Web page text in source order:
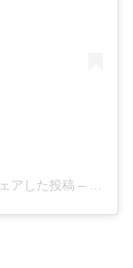
アした投稿 –